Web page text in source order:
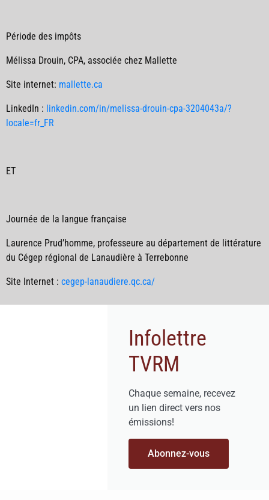
Période des impôts
Mélissa Drouin, CPA, associée chez Mallette
Site internet: mallette.ca
LinkedIn : linkedin.com/in/melissa-drouin-cpa-3204043a/?
locale=fr_FR
ET
Journée de la langue française
Laurence Prud’homme, professeure au département de littérature
du Cégep régional de Lanaudière à Terrebonne
Site Internet : cegep-lanaudiere.qc.ca/
Infolettre
TVRM
Chaque semaine, recevez
un lien direct vers nos
émissions!
Abonnez-vous